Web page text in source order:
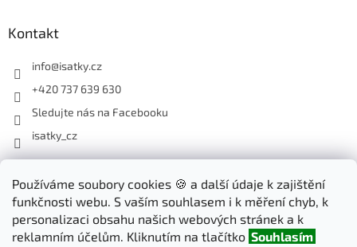
Používáme soubory cookies 🍪 a další údaje k zajištění
funkčnosti webu. S vaším souhlasem i k měření chyb, k
personalizaci obsahu našich webových stránek a k
reklamním účelům. Kliknutím na tlačítko Souhlasím
Kontakt
info@isatky.cz
+420 737 639 630
Sledujte nás na Facebooku
isatky_cz
Odebírat newsletter
Vložte svůj e-mail a my vám budeme zasílat informace o nových
produktech na našem e-shopu.